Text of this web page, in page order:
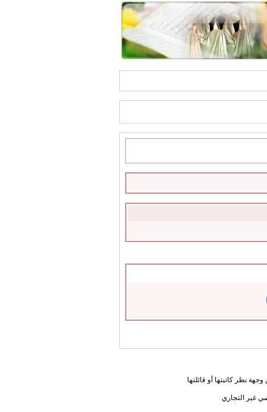
نظر كاتبتها أو قائلتها
غير التجاري